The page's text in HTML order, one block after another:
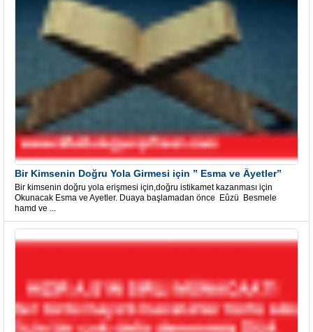
Bir Kimsenin Doğru Yola Girmesi için ” Esma ve Âyetler”
Bir kimsenin doğru yola erişmesi için,doğru istikamet kazanması için
Okunacak Esma ve Ayetler. Duaya başlamadan önce Eûzü Besmele
hamd ve ...